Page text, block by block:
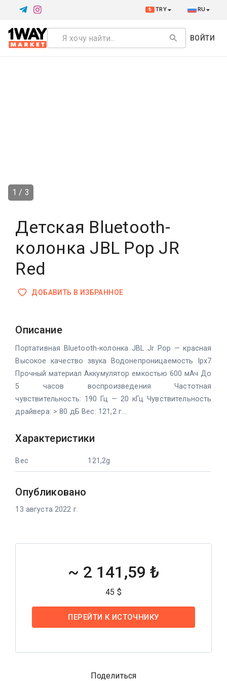
₺ TRY RU
ВОЙТИ
1 / 3
Детская Bluetooth-
колонка JBL Pop JR
Red
ДОБАВИТЬ В ИЗБРАННОЕ
Описание
Портативная Bluetooth-колонка JBL Jr Pop — красная
Высокое качество звука Водонепроницаемость Ipx7
Прочный материал Аккумулятор емкостью 600 мАч До
5 часов воспроизведения Частотная
чувствительность: 190 Гц — 20 кГц Чувствительность
драйвера: > 80 дБ Вес: 121,2 г...
Характеристики
Вес 121,2g
Опубликовано
13 августа 2022 г.
~ 2 141,59 ₺
45 $
ПЕРЕЙТИ К ИСТОЧНИКУ
Поделиться